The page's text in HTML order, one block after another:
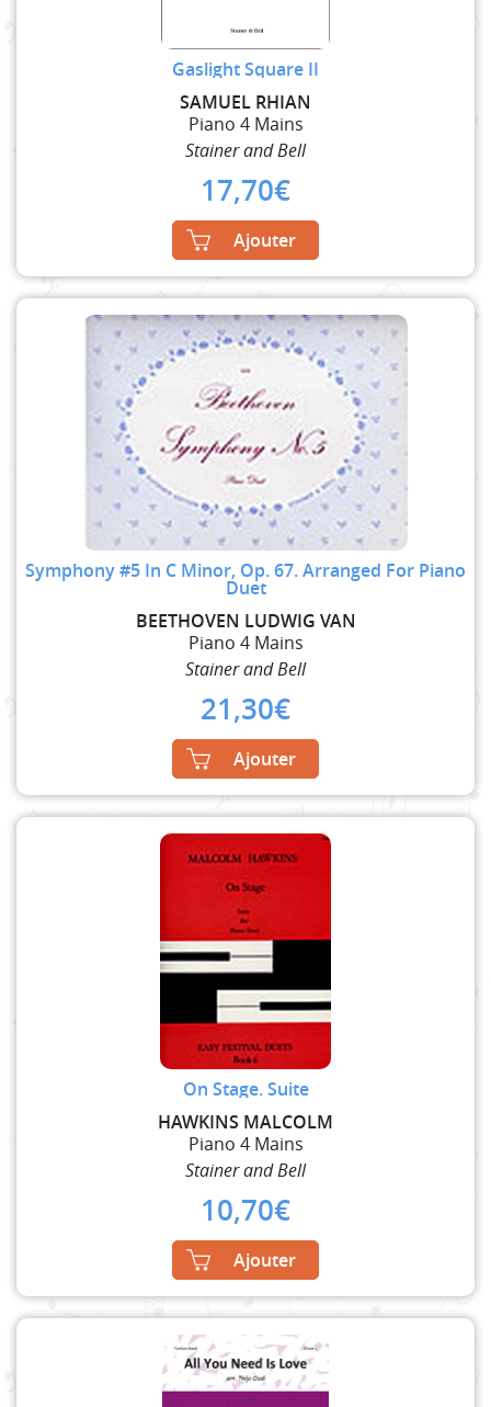
Gaslight Square II
SAMUEL RHIAN
Piano 4 Mains
Stainer and Bell
17,70€
Ajouter
Symphony #5 In C Minor, Op. 67. Arranged For Piano
Duet
BEETHOVEN LUDWIG VAN
Piano 4 Mains
Stainer and Bell
21,30€
Ajouter
On Stage. Suite
HAWKINS MALCOLM
Piano 4 Mains
Stainer and Bell
10,70€
Ajouter